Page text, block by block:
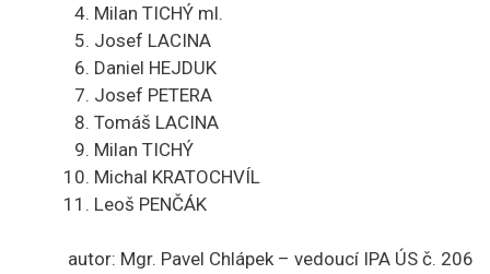
Milan TICHÝ ml.
Josef LACINA
Daniel HEJDUK
Josef PETERA
Tomáš LACINA
Milan TICHÝ
Michal KRATOCHVÍL
Leoš PENČÁK
autor: Mgr. Pavel Chlápek – vedoucí IPA ÚS č. 206